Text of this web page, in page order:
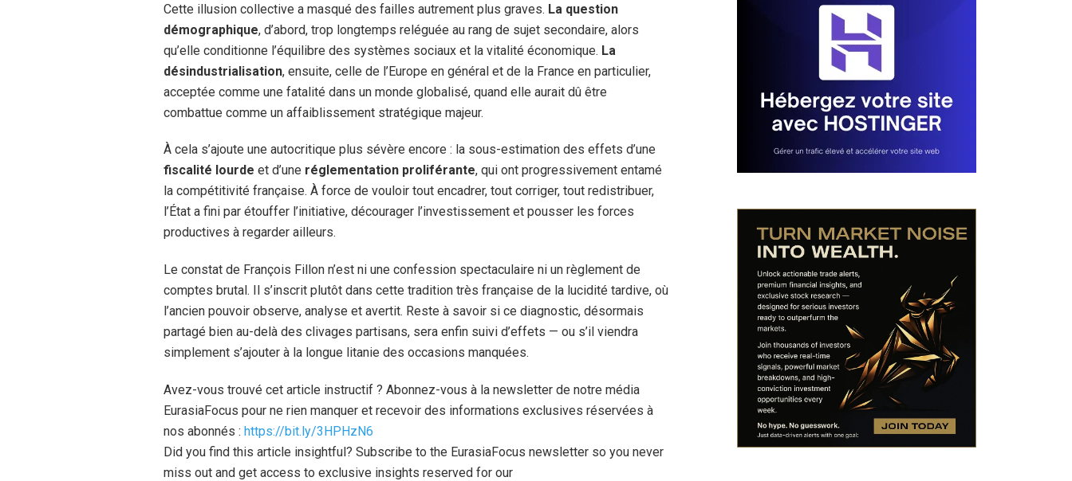
Cette illusion collective a masqué des failles autrement plus graves. La question
démographique, d’abord, trop longtemps reléguée au rang de sujet secondaire, alors
qu’elle conditionne l’équilibre des systèmes sociaux et la vitalité économique. La
désindustrialisation, ensuite, celle de l’Europe en général et de la France en particulier,
acceptée comme une fatalité dans un monde globalisé, quand elle aurait dû être
combattue comme un affaiblissement stratégique majeur.
À cela s’ajoute une autocritique plus sévère encore : la sous-estimation des effets d’une
fiscalité lourde et d’une réglementation proliférante, qui ont progressivement entamé
la compétitivité française. À force de vouloir tout encadrer, tout corriger, tout redistribuer,
l’État a fini par étouffer l’initiative, décourager l’investissement et pousser les forces
productives à regarder ailleurs.
Le constat de François Fillon n’est ni une confession spectaculaire ni un règlement de
comptes brutal. Il s’inscrit plutôt dans cette tradition très française de la lucidité tardive, où
l’ancien pouvoir observe, analyse et avertit. Reste à savoir si ce diagnostic, désormais
partagé bien au-delà des clivages partisans, sera enfin suivi d’effets — ou s’il viendra
simplement s’ajouter à la longue litanie des occasions manquées.
Avez-vous trouvé cet article instructif ? Abonnez-vous à la newsletter de notre média
EurasiaFocus pour ne rien manquer et recevoir des informations exclusives réservées à
nos abonnés : https://bit.ly/3HPHzN6
Did you find this article insightful? Subscribe to the EurasiaFocus newsletter so you never
miss out and get access to exclusive insights reserved for our